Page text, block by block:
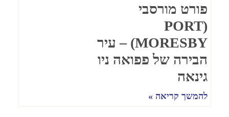
פורט מורסבי
(PORT
MORESBY) – עיר
הבירה של פפואה ניו
גינאה
להמשך קריאה »